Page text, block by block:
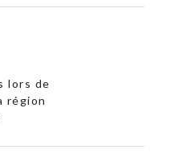
lors de
région